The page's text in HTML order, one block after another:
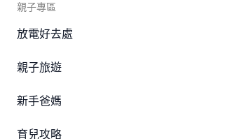
親子專區
放電好去處
親子旅遊
新手爸媽
育兒攻略